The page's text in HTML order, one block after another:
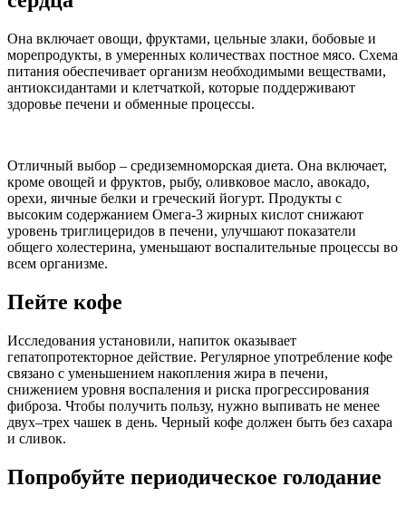
Она включает овощи, фруктами, цельные злаки, бобовые и
морепродукты, в умеренных количествах постное мясо. Схема
питания обеспечивает организм необходимыми веществами,
антиоксидантами и клетчаткой, которые поддерживают
здоровье печени и обменные процессы.
Отличный выбор – средиземноморская диета. Она включает,
кроме овощей и фруктов, рыбу, оливковое масло, авокадо,
орехи, яичные белки и греческий йогурт. Продукты с
высоким содержанием Омега-3 жирных кислот снижают
уровень триглицеридов в печени, улучшают показатели
общего холестерина, уменьшают воспалительные процессы во
всем организме.
Пейте кофе
Исследования установили, напиток оказывает
гепатопротекторное действие. Регулярное употребление кофе
связано с уменьшением накопления жира в печени,
снижением уровня воспаления и риска прогрессирования
фиброза. Чтобы получить пользу, нужно выпивать не менее
двух–трех чашек в день. Черный кофе должен быть без сахара
и сливок.
Попробуйте периодическое голодание